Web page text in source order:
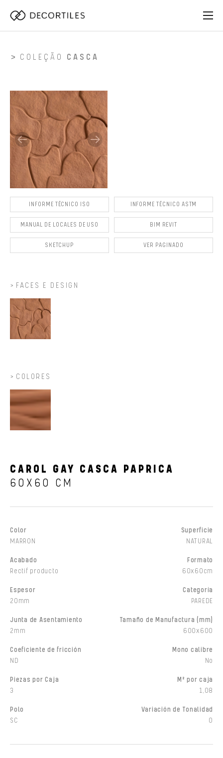
COLEÇÃO CASCA
INFORME TÉCNICO ISO INFORME TÉCNICO ASTM
MANUAL DE LOCALES DE USO BIM REVIT
SKETCHUP VER PAGINADO
FACES E DESIGN
COLORES
CAROL GAY CASCA PAPRICA
60X60 CM
Color
MARRON
Superficie
NATURAL
Acabado
Rectif producto
Formato
60x60cm
Espesor
20mm
Categoría
PAREDE
Junta de Asentamiento
2mm
Tamaño de Manufactura (mm)
600x600
Coeficiente de fricción
ND
Mono calibre
No
Piezas por Caja
3
M² por caja
1,08
Polo
SC
Variación de Tonalidad
0